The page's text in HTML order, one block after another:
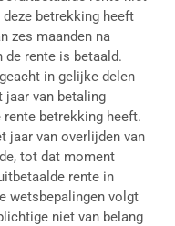
betrekking heeft
zes maanden na
de rente is betaald.
in gelijke delen
jaar van betaling
betrekking heeft.
jaar van overlijden van
tot dat moment
rente in
wetsbepalingen volgt
niet van belang